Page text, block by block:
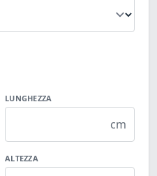
LUNGHEZZA
cm
ALTEZZA